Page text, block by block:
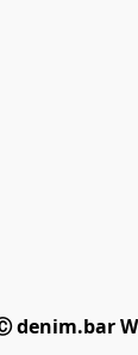
denim.bar